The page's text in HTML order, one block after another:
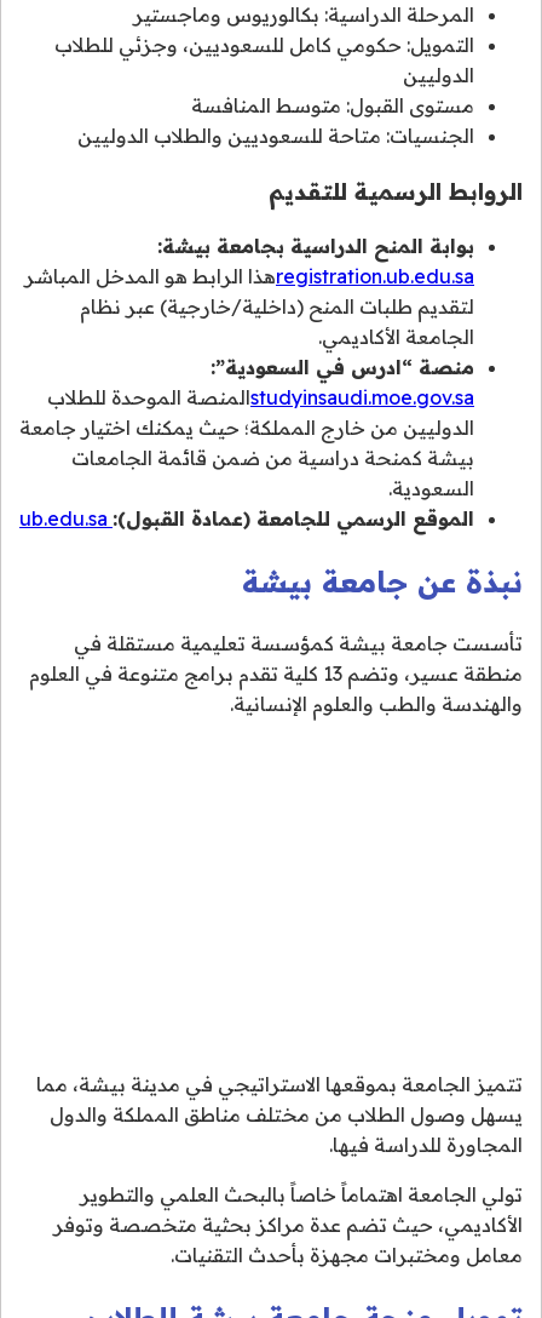
المرحلة الدراسية: بكالوريوس وماجستير
التمويل: حكومي كامل للسعوديين، وجزئي للطلاب
الدوليين
مستوى القبول: متوسط المنافسة
الجنسيات: متاحة للسعوديين والطلاب الدوليين
الروابط الرسمية للتقديم
بوابة المنح الدراسية بجامعة بيشة:
registration.ub.edu.saهذا الرابط هو المدخل المباشر
لتقديم طلبات المنح (داخلية/خارجية) عبر نظام
الجامعة الأكاديمي.
منصة “ادرس في السعودية”:
studyinsaudi.moe.gov.saالمنصة الموحدة للطلاب
الدوليين من خارج المملكة؛ حيث يمكنك اختيار جامعة
بيشة كمنحة دراسية من ضمن قائمة الجامعات
السعودية.
الموقع الرسمي للجامعة (عمادة القبول):
نبذة عن جامعة بيشة
تأسست جامعة بيشة كمؤسسة تعليمية مستقلة في
منطقة عسير، وتضم 13 كلية تقدم برامج متنوعة في العلوم
والهندسة والطب والعلوم الإنسانية.
تتميز الجامعة بموقعها الاستراتيجي في مدينة بيشة، مما
يسهل وصول الطلاب من مختلف مناطق المملكة والدول
المجاورة للدراسة فيها.
تولي الجامعة اهتماماً خاصاً بالبحث العلمي والتطوير
الأكاديمي، حيث تضم عدة مراكز بحثية متخصصة وتوفر
معامل ومختبرات مجهزة بأحدث التقنيات.